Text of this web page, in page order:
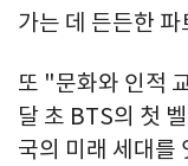
가는 데 든든한
또 "문화와 인적
달 초 BTS의 첫
국의 미래 세대를